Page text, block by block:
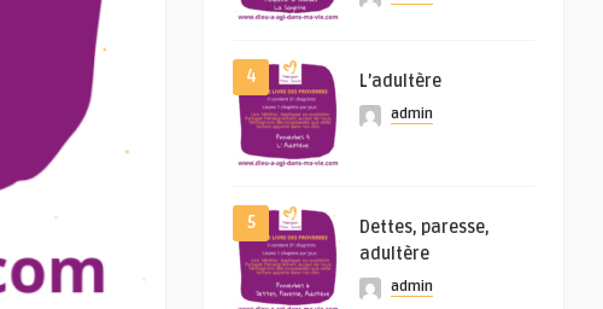
4 L’adultère
admin
5
Dettes, paresse,
adultère
admin